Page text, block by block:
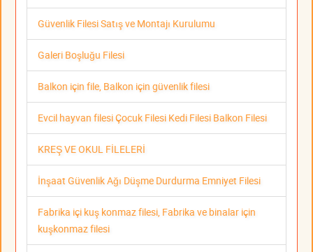
Güvenlik Filesi Satış ve Montajı Kurulumu
Galeri Boşluğu Filesi
Balkon için file, Balkon için güvenlik filesi
Evcil hayvan filesi Çocuk Filesi Kedi Filesi Balkon Filesi
KREŞ VE OKUL FİLELERİ
İnşaat Güvenlik Ağı Düşme Durdurma Emniyet Filesi
Fabrika içi kuş konmaz filesi, Fabrika ve binalar için
kuşkonmaz filesi